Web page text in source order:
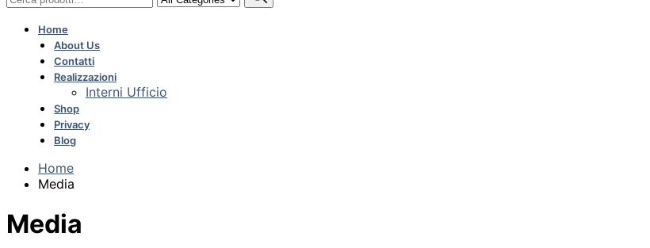
Home
About Us
Contatti
Realizzazioni
Interni Ufficio
Shop
Privacy
Blog
Home
Media
Media